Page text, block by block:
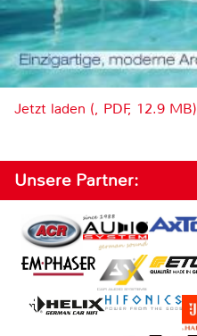
Jetzt laden (, PDF, 12.9 MB)
Unsere Partner: